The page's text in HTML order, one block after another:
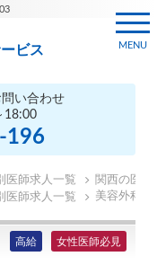
ビス
い合わせ
18:00
196
MENU
医師求人一覧
関西の医師
医師求人一覧 美容外科医
高給 女性医師必見